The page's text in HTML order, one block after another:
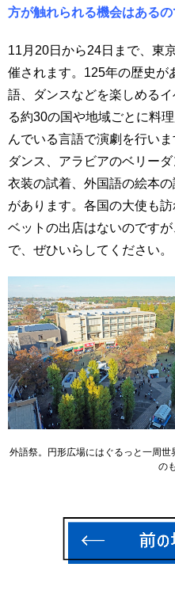
方が触れられる機会はあるの
11月20日から24日まで、東
催されます。125年の歴史
語、ダンスなどを楽しめる
る約30の国や地域ごとに料
んでいる言語で演劇を行い
ダンス、アラビアのベリー
衣装の試着、外国語の絵本
があります。各国の大使も
ベットの出店はないのです
で、ぜひいらしてください。
外語祭。円形広場にはぐるっと一周
の